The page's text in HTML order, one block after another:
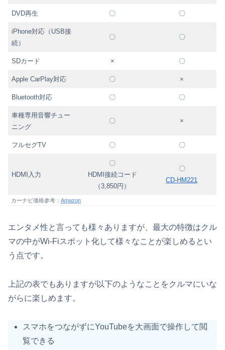
DVD再生 〇 〇
iPhone対応（USB接
続）
〇 〇
SDカード × 〇
Apple CarPlay対応 〇 ×
Bluetooth対応 〇 〇
車種専用音響チュー
ニング
〇 ×
フルセグTV 〇 〇
HDMI入力
〇
HDMI接続コード
（3,850円）
〇
CD-HM221
カーナビ価格参考： Amazon
エンタメ性と言っても様々ありますが、最大の特徴はクル
マの中がWi-Fiスポット化して様々なことが楽しめるとい
う点です。
上記の表でもありますが以下のようなことをクルマにいな
がらに楽しめます。
スマホをつながずにYouTubeを大画面で操作して閲
覧できる